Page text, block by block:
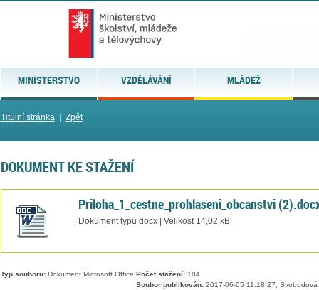
MINISTERSTVO VZDĚLÁVÁNÍ MLÁDEŽ
Titulní stránka| Zpět
DOKUMENT KE STAŽENÍ
Priloha_1_cestne_prohlaseni_obcanstvi
Dokument typu docx | Velikost 14,02 kB
Typ souboru:Dokument Microsoft Office. Počet stažení:184
Soubor publikován:2017-06-05 11:18:27, Svobodová